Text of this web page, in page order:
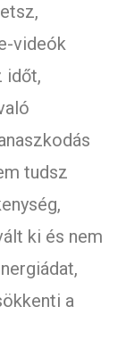
videók
időt,
tudsz
ki és nem
a